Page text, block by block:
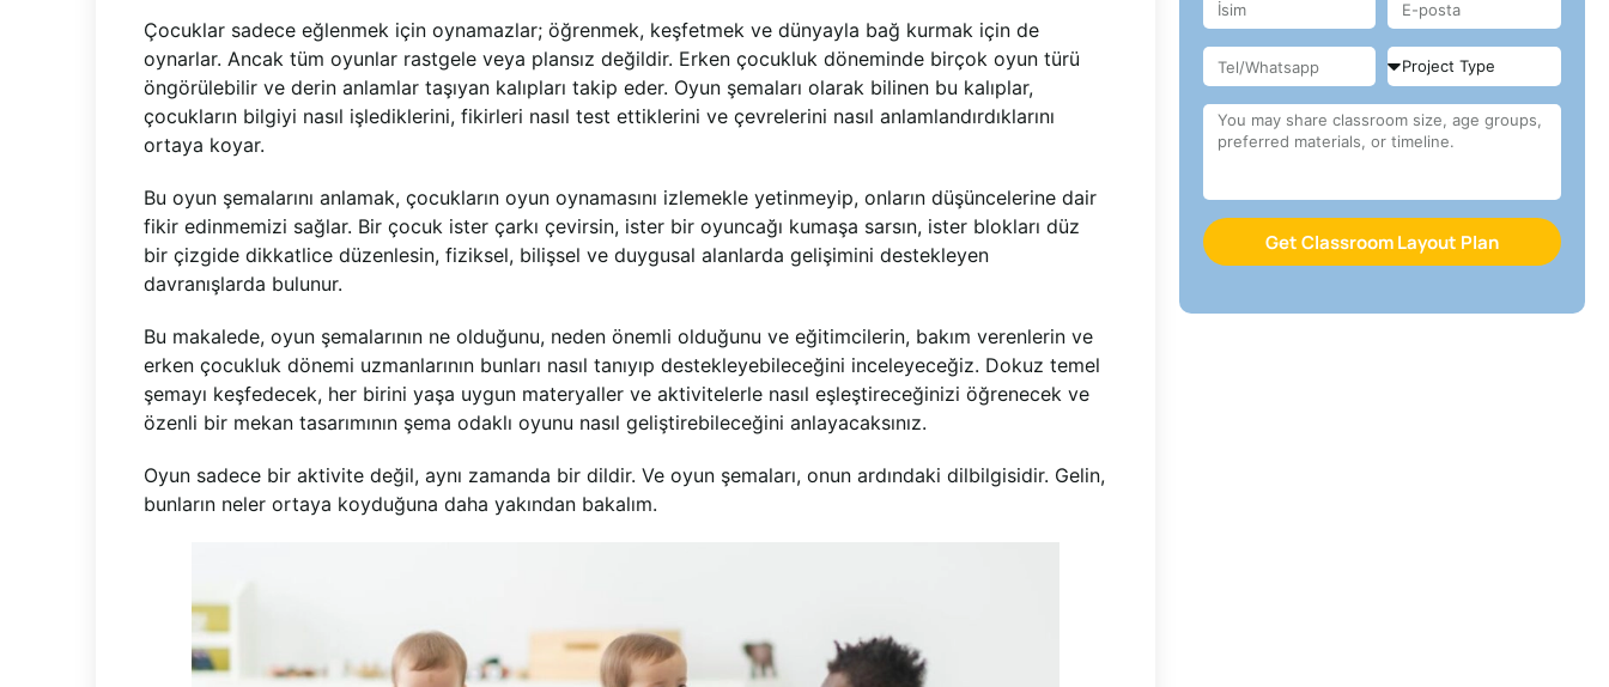
Çocuklar sadece eğlenmek için oynamazlar; öğrenmek, keşfetmek ve dünyayla bağ kurmak için de
oynarlar. Ancak tüm oyunlar rastgele veya plansız değildir. Erken çocukluk döneminde birçok oyun türü
öngörülebilir ve derin anlamlar taşıyan kalıpları takip eder. Oyun şemaları olarak bilinen bu kalıplar,
çocukların bilgiyi nasıl işlediklerini, fikirleri nasıl test ettiklerini ve çevrelerini nasıl anlamlandırdıklarını
ortaya koyar.
Bu oyun şemalarını anlamak, çocukların oyun oynamasını izlemekle yetinmeyip, onların düşüncelerine dair
fikir edinmemizi sağlar. Bir çocuk ister çarkı çevirsin, ister bir oyuncağı kumaşa sarsın, ister blokları düz
bir çizgide dikkatlice düzenlesin, fiziksel, bilişsel ve duygusal alanlarda gelişimini destekleyen
davranışlarda bulunur.
Bu makalede, oyun şemalarının ne olduğunu, neden önemli olduğunu ve eğitimcilerin, bakım verenlerin ve
erken çocukluk dönemi uzmanlarının bunları nasıl tanıyıp destekleyebileceğini inceleyeceğiz. Dokuz temel
şemayı keşfedecek, her birini yaşa uygun materyaller ve aktivitelerle nasıl eşleştireceğinizi öğrenecek ve
özenli bir mekan tasarımının şema odaklı oyunu nasıl geliştirebileceğini anlayacaksınız.
Oyun sadece bir aktivite değil, aynı zamanda bir dildir. Ve oyun şemaları, onun ardındaki dilbilgisidir. Gelin,
bunların neler ortaya koyduğuna daha yakından bakalım.
Get Classroom Layout Plan